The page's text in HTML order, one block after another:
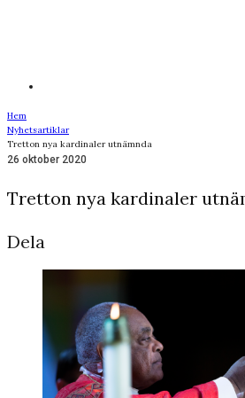
Hem
Nyhetsartiklar
Tretton nya kardinaler utnämnda
26 oktober 2020
Tretton nya kardinaler
Dela